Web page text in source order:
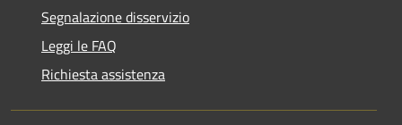
Segnalazione disservizio
Leggi le FAQ
Richiesta assistenza